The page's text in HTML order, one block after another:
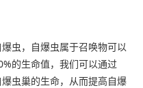
虫，自爆虫属于召唤物可以
的生命值，我们可以通过
虫巢的生命，从而提高自爆